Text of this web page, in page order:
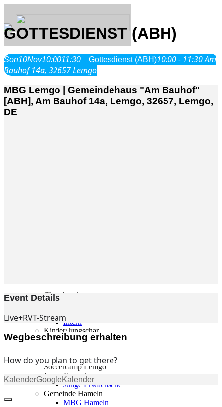
Über Uns
Was wir glauben
Jesus Christus
Churchtools
Intern
Kinder/Jungschar
Gott in deinem Alltag
Freizeiten 2026
Soccercamp Lemgo
Junge Erwachsene
Junge Erwachsene
Gemeinde Hameln
MBG Hameln
GOTTESDIENST (ABH)
Son10Nov10:0011:30 Gottesdienst (ABH)10:00 - 11:30Am
Bauhof 14a, 32657 Lemgo
MBG Lemgo | Gemeindehaus "Am Bauhof"
[ABH], Am Bauhof 14a, Lemgo, 32657, Lemgo,
DE
Event Details
Live+RVT-Stream
Wegbeschreibung erhalten
How do you plan to get there?
KalenderGoogleKalender